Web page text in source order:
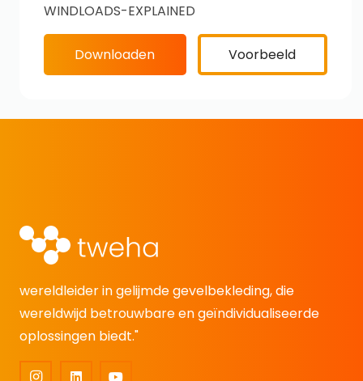
WINDLOADS-EXPLAINED
Downloaden Voorbeeld
wereldleider in gelijmde gevelbekleding, die
wereldwijd betrouwbare en geïndividualiseerde
oplossingen biedt."